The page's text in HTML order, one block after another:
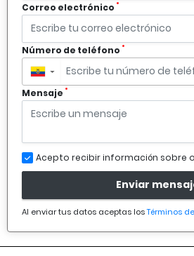
Correo electrónico *
Número de teléfono *
▼
Mensaje *
Acepto recibir información sobre
Enviar
Al enviar tus datos aceptas losTérminos